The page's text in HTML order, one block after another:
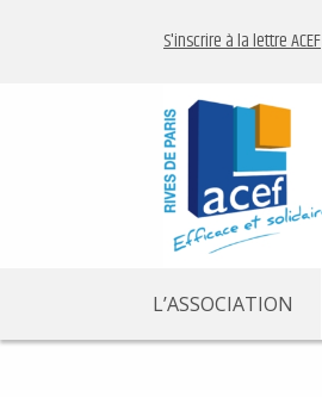
S'inscrire à la lettre ACEF
L’ASSOCIATION